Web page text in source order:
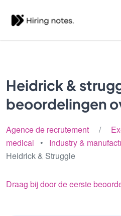
Heidrick &
beoordelingen
Agence de recrutement /
medical • Industry &
Heidrick & Struggle
Draag bij door de eerste